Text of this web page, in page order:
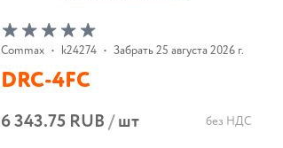
В корзину
Commax • k24274 • Забрать 25 августа 2026 г.
DRC-4FC
6 343.75 RUB/шт без НДС